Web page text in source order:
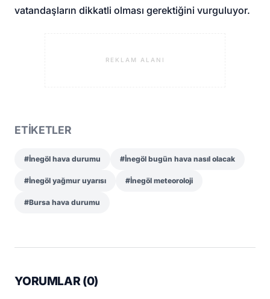
vatandaşların dikkatli olması gerektiğini vurguluyor.
REKLAM ALANI
ETİKETLER
#İnegöl hava durumu #İnegöl bugün hava nasıl olacak
#İnegöl yağmur uyarısı #İnegöl meteoroloji
#Bursa hava durumu
YORUMLAR (0)